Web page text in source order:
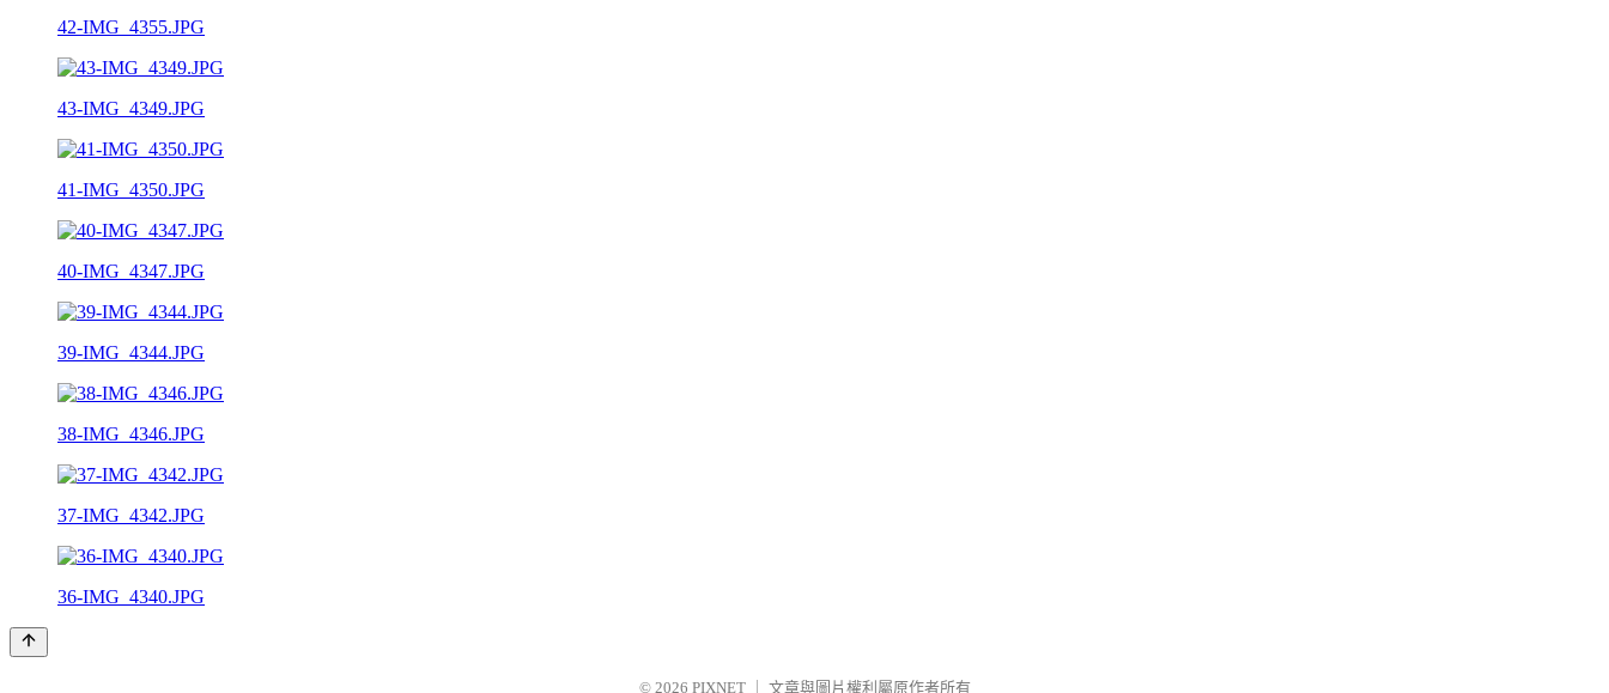
42-IMG_4355.JPG
43-IMG_4349.JPG
41-IMG_4350.JPG
40-IMG_4347.JPG
39-IMG_4344.JPG
38-IMG_4346.JPG
37-IMG_4342.JPG
36-IMG_4340.JPG
© 2026 PIXNET 文章與圖片權利屬原作者所有